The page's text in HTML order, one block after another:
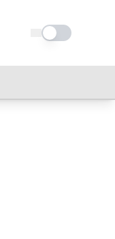
Schimba tema